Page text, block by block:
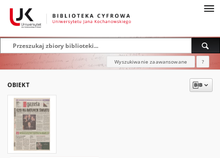
Wyszukiwanie zaawansowane ?
OBIEKT